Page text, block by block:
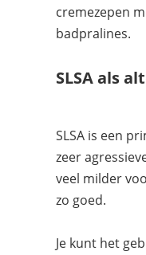
cremezepen
badpralines.
SLSA als
SLSA is een
zeer
veel milder
zo goed.
Je kunt het